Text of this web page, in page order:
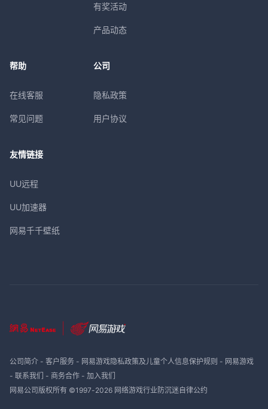
有奖活动
产品动态
帮助
在线客服
常见问题
公司
隐私政策
用户协议
友情链接
UU远程
UU加速器
网易千千壁纸
公司简介- 客户服务- 网易游戏隐私政策及儿童个人信息保护规则 - 网易游戏
- 联系我们 - 商务合作- 加入我们
网易公司版权所有 ©1997-2026 网络游戏行业防沉迷自律公约